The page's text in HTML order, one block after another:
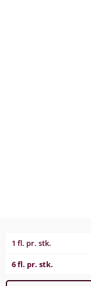
1 fl. pr. stk.
6 fl. pr. stk.